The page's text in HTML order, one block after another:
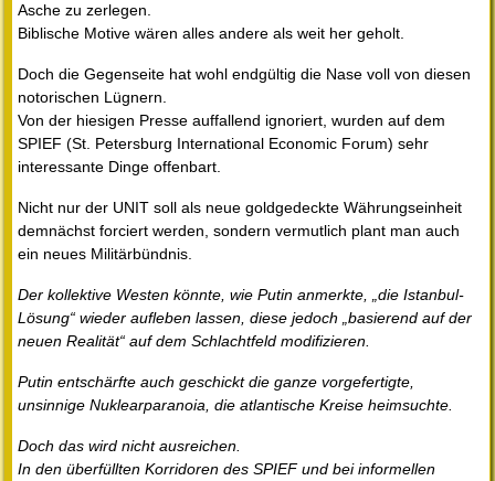
Asche zu zerlegen.
Biblische Motive wären alles andere als weit her geholt.
Doch die Gegenseite hat wohl endgültig die Nase voll von diesen
notorischen Lügnern.
Von der hiesigen Presse auffallend ignoriert, wurden auf dem
SPIEF (St. Petersburg International Economic Forum) sehr
interessante Dinge offenbart.
Nicht nur der UNIT soll als neue goldgedeckte Währungseinheit
demnächst forciert werden, sondern vermutlich plant man auch
ein neues Militärbündnis.
Der kollektive Westen könnte, wie Putin anmerkte, „die Istanbul-
Lösung“ wieder aufleben lassen, diese jedoch „basierend auf der
neuen Realität“ auf dem Schlachtfeld modifizieren.
Putin entschärfte auch geschickt die ganze vorgefertigte,
unsinnige Nuklearparanoia, die atlantische Kreise heimsuchte.
Doch das wird nicht ausreichen.
In den überfüllten Korridoren des SPIEF und bei informellen